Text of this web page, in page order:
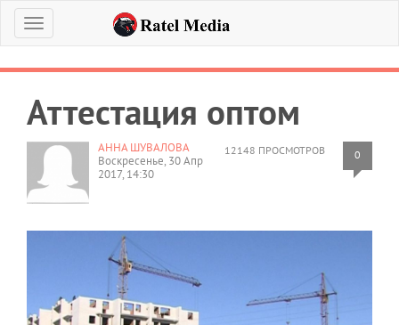
Меню
Аттестация оптом
12148 ПРОСМОТРОВ 0
АННА ШУВАЛОВА
Воскресенье, 30 Апр
2017, 14:30